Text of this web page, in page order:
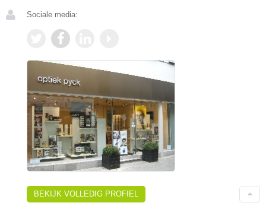
Sociale media:
BEKIJK VOLLEDIG PROFIEL